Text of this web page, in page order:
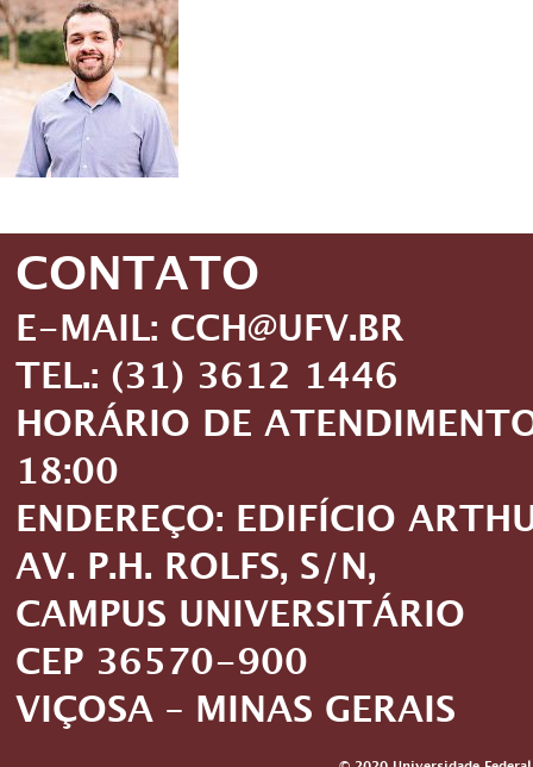
CONTATO
E-MAIL: CCH@UFV.BR
TEL.: (31) 3612 1446
HORÁRIO DE
18:00
ENDEREÇO: EDIFÍCIO
AV. P.H. ROLFS, S/N,
CAMPUS UNIVERSITÁRIO
CEP 36570-900
VIÇOSA – MINAS GERAIS